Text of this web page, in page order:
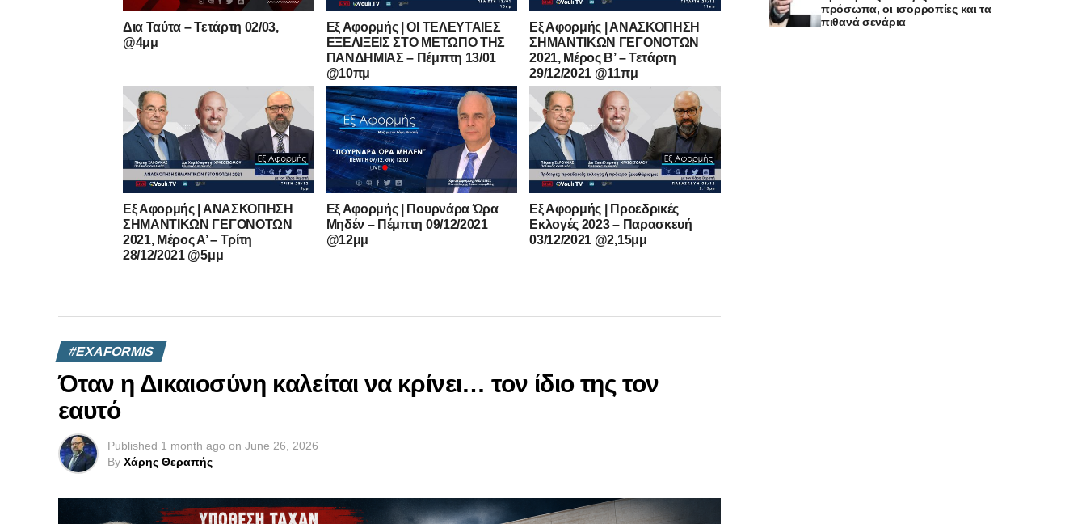
Δια Ταύτα – Τετάρτη 02/03,
@4μμ
Εξ Αφορμής | ΟΙ ΤΕΛΕΥΤΑΙΕΣ
ΕΞΕΛΙΞΕΙΣ ΣΤΟ ΜEΤΩΠΟ ΤΗΣ
ΠΑΝΔΗΜΙΑΣ – Πέμπτη 13/01
@10πμ
Εξ Αφορμής | ΑΝΑΣΚΟΠΗΣΗ
ΣΗΜΑΝΤΙΚΩΝ ΓΕΓΟΝΟΤΩΝ
2021, Μέρος B’ – Τετάρτη
29/12/2021 @11πμ
Εξ Αφορμής | ΑΝΑΣΚΟΠΗΣΗ
ΣΗΜΑΝΤΙΚΩΝ ΓΕΓΟΝΟΤΩΝ
2021, Μέρος Α’ – Τρίτη
28/12/2021 @5μμ
Εξ Αφορμής | Πουρνάρα Ώρα
Μηδέν – Πέμπτη 09/12/2021
@12μμ
Εξ Αφορμής | Προεδρικές
Εκλογές 2023 – Παρασκευή
03/12/2021 @2,15μμ
#EXAFORMIS
Όταν η Δικαιοσύνη καλείται να κρίνει… τον ίδιο της τον
εαυτό
Published 1 month ago on June 26, 2026
By Χάρης Θεραπής
πρόσωπα, οι ισορροπίες και τα
πιθανά σενάρια